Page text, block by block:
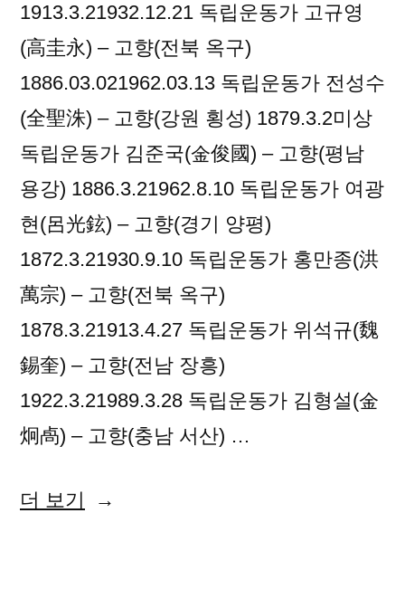
1913.3.21932.12.21 독립운동가 고규영
(高圭永) – 고향(전북 옥구)
1886.03.021962.03.13 독립운동가 전성수
(全聖洙) – 고향(강원 횡성) 1879.3.2미상
독립운동가 김준국(金俊國) – 고향(평남
용강) 1886.3.21962.8.10 독립운동가 여광
현(呂光鉉) – 고향(경기 양평)
1872.3.21930.9.10 독립운동가 홍만종(洪
萬宗) – 고향(전북 옥구)
1878.3.21913.4.27 독립운동가 위석규(魏
錫奎) – 고향(전남 장흥)
1922.3.21989.3.28 독립운동가 김형설(金
炯卨) – 고향(충남 서산) …
더 보기 “2019